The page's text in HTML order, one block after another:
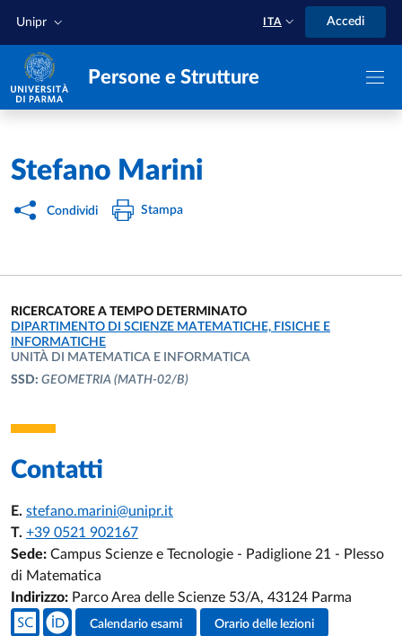
Unipr ITA Accedi
Persone e Strutture
Home /
Stefano Marini
Condividi Stampa
RICERCATORE A TEMPO DETERMINATO
UNITÀ ORGANIZZATIVA AFFERENTE:
DIPARTIMENTO DI SCIENZE MATEMATICHE, FISICHE E
INFORMATICHE
UNITÀ DI MATEMATICA E INFORMATICA
SSD: GEOMETRIA (MATH-02/B)
Contatti
E. stefano.marini@unipr.it
T. +39 0521 902167
Sede: Campus Scienze e Tecnologie - Padiglione 21 - Plesso
di Matematica
Indirizzo: Parco Area delle Scienze 53/A, 43124 Parma
Social del docente
Calendario esami Orario delle lezioni